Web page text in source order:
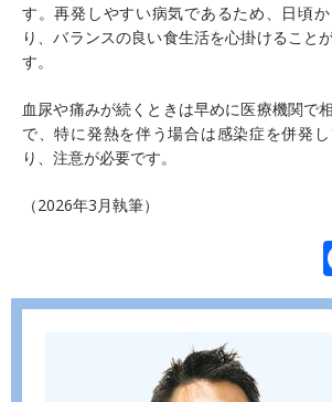
す。再発しやすい病気であるため、日頃
り、バランスの良い食生活を心掛けること
す。
血尿や痛みが続くときは早めに医療機関で
で、特に発熱を伴う場合は感染症を併発
り、注意が必要です。
（2026年3月執筆）